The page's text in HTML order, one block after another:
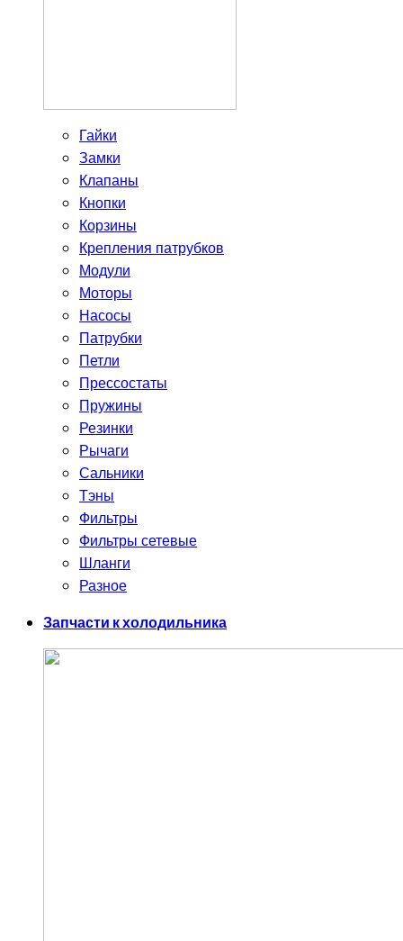
Гайки
Замки
Клапаны
Кнопки
Корзины
Крепления патрубков
Модули
Моторы
Насосы
Патрубки
Петли
Прессостаты
Пружины
Резинки
Рычаги
Сальники
Тэны
Фильтры
Фильтры сетевые
Шланги
Разное
Запчасти к холодильника